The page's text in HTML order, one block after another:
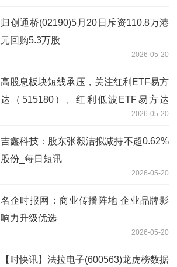
归创通桥(02190)5月20日斥资110.8万港
元回购5.3万股
2026-05-20
高股息板块短线承压，关注红利ETF易方
达（515180）、红利低波ETF易方达
（563020）等产品投资机会 焦点热议
2026-05-20
吉鑫科技：股东张毅洁拟减持不超0.62%
股份_每日短讯
2026-05-20
名企时报网：商业传播阵地 企业品牌影
响力升级优选
2026-05-20
【时快讯】法拉电子(600563)龙虎榜数据